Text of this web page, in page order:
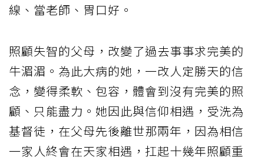
線、當老師、胃口好。
照顧失智的父母，改變了過去事事求完美的
牛湄湄。為此大病的她，一改人定勝天的信
念，變得柔軟、包容，體會到沒有完美的照
顧、只能盡力。她因此與信仰相遇，受洗為
基督徒，在父母先後離世那兩年，因為相信
一家人終會在天家相遇，扛起十幾年照顧重